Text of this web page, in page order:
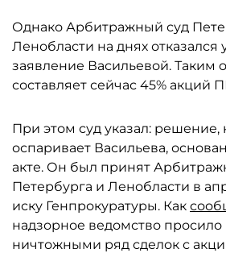
Однако Арбитражный суд
Ленобласти на днях отказался
заявление Васильевой. Таким
составляет сейчас 45% акций
При этом суд указал: решение,
оспаривает Васильева,
акте. Он был принят
Петербурга и Ленобласти в
иску Генпрокуратуры. Как
надзорное ведомство просило
ничтожными ряд сделок с